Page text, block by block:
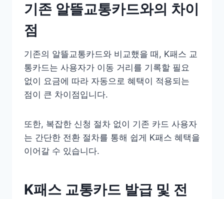
기존 알뜰교통카드와의 차이
점
기존의 알뜰교통카드와 비교했을 때, K패스 교
통카드는 사용자가 이동 거리를 기록할 필요
없이 요금에 따라 자동으로 혜택이 적용되는
점이 큰 차이점입니다.
또한, 복잡한 신청 절차 없이 기존 카드 사용자
는 간단한 전환 절차를 통해 쉽게 K패스 혜택을
이어갈 수 있습니다.
K패스 교통카드 발급 및 전